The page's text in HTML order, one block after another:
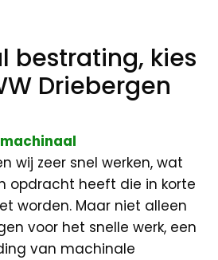
bestrating, kies
Driebergen
machinaal
wij zeer snel werken, wat
opdracht heeft die in korte
worden. Maar niet alleen
voor het snelle werk, een
van machinale